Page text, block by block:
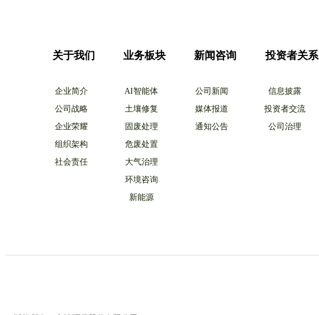
业务板块
企业简介
公司战略
企业荣耀
组织架构
社会责任
关于我们
AI智能体
土壤修复
固废处理
危废处置
大气治理
环境咨询
新能源
新闻咨询
公司新闻
媒体报道
通知公告
信息披露
投资者交流
公司治理
投资者关系